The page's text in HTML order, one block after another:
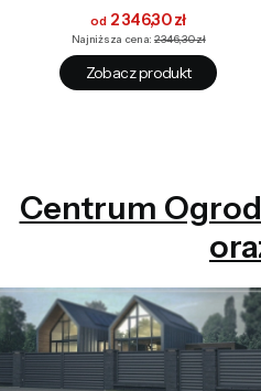
Cena promocyjna
2 346,30 zł
Najniższa cena: 2 346,30 zł
Zobacz produkt
Centrum